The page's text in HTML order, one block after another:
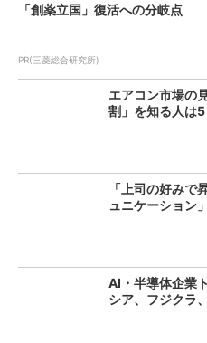
「創薬立国」復活への分岐点
PR(三菱総合研究所)
エアコン市場の
割」を知る人は
「上司の好みで
ュニケーション
AI・半導体企業
シア、フジクラ